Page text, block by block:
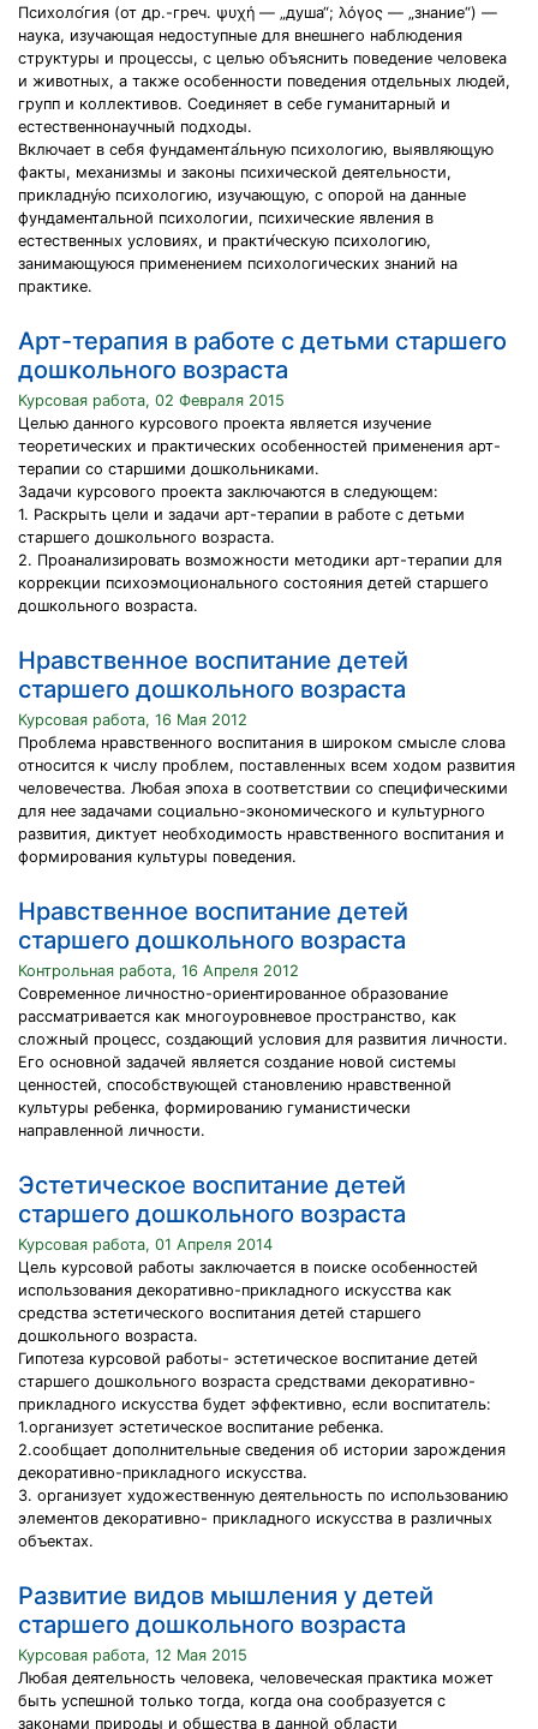
Психоло́гия (от др.-греч. ψυχή — „душа“; λόγος — „знание“) —
наука, изучающая недоступные для внешнего наблюдения
структуры и процессы, с целью объяснить поведение человека
и животных, а также особенности поведения отдельных людей,
групп и коллективов. Соединяет в себе гуманитарный и
естественнонаучный подходы.
Включает в себя фундамента́льную психологию, выявляющую
факты, механизмы и законы психической деятельности,
прикладну́ю психологию, изучающую, с опорой на данные
фундаментальной психологии, психические явления в
естественных условиях, и практи́ческую психологию,
занимающуюся применением психологических знаний на
практике.
Арт-терапия в работе с детьми старшего
дошкольного возраста
Курсовая работа, 02 Февраля 2015
Целью данного курсового проекта является изучение
теоретических и практических особенностей применения арт-
терапии со старшими дошкольниками.
Задачи курсового проекта заключаются в следующем:
1. Раскрыть цели и задачи арт-терапии в работе с детьми
старшего дошкольного возраста.
2. Проанализировать возможности методики арт-терапии для
коррекции психоэмоционального состояния детей старшего
дошкольного возраста.
Нравственное воспитание детей
старшего дошкольного возраста
Курсовая работа, 16 Мая 2012
Проблема нравственного воспитания в широком смысле слова
относится к числу проблем, поставленных всем ходом развития
человечества. Любая эпоха в соответствии со специфическими
для нее задачами социально-экономического и культурного
развития, диктует необходимость нравственного воспитания и
формирования культуры поведения.
Нравственное воспитание детей
старшего дошкольного возраста
Контрольная работа, 16 Апреля 2012
Современное личностно-ориентированное образование
рассматривается как многоуровневое пространство, как
сложный процесс, создающий условия для развития личности.
Его основной задачей является создание новой системы
ценностей, способствующей становлению нравственной
культуры ребенка, формированию гуманистически
направленной личности.
Эстетическое воспитание детей
старшего дошкольного возраста
Курсовая работа, 01 Апреля 2014
Цель курсовой работы заключается в поиске особенностей
использования декоративно-прикладного искусства как
средства эстетического воспитания детей старшего
дошкольного возраста.
Гипотеза курсовой работы- эстетическое воспитание детей
старшего дошкольного возраста средствами декоративно-
прикладного искусства будет эффективно, если воспитатель:
1.организует эстетическое воспитание ребенка.
2.сообщает дополнительные сведения об истории зарождения
декоративно-прикладного искусства.
3. организует художественную деятельность по использованию
элементов декоративно- прикладного искусства в различных
объектах.
Развитие видов мышления у детей
старшего дошкольного возраста
Курсовая работа, 12 Мая 2015
Любая деятельность человека, человеческая практика может
быть успешной только тогда, когда она сообразуется с
законами природы и общества в данной области